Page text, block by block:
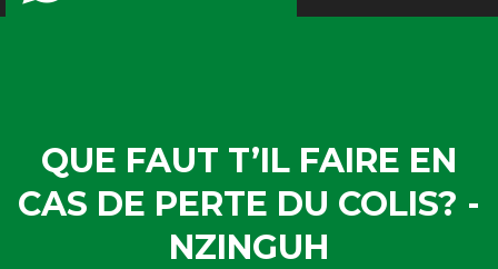
QUE FAUT T’IL FAIRE EN
CAS DE PERTE DU COLIS? -
NZINGUH